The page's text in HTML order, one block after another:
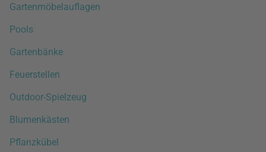
Gartenmöbelauflagen
Pools
Gartenbänke
Feuerstellen
Outdoor-Spielzeug
Blumenkästen
Pflanzkübel